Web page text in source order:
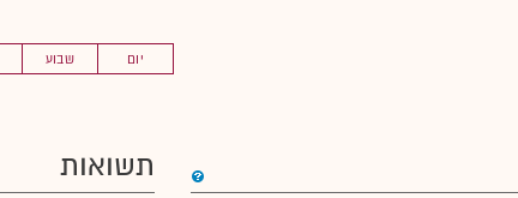
יום שבוע
תשואות